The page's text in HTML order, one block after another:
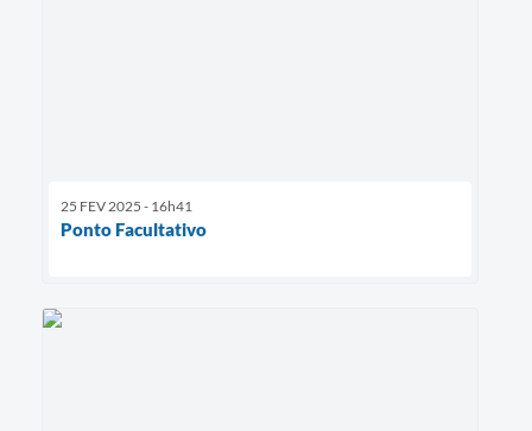
25 FEV 2025 - 16h41
Ponto Facultativo